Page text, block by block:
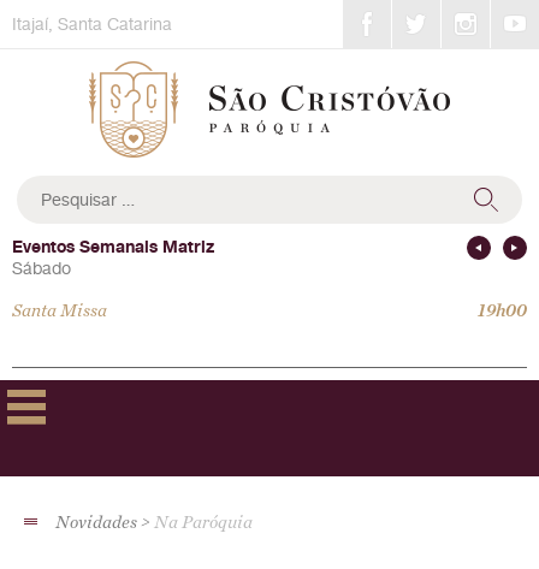
toItajaí, Santa Catarina
por:
Eventos Semanais Matriz
Sábado
Santa Missa 19h00
Novidades Na Paróquia